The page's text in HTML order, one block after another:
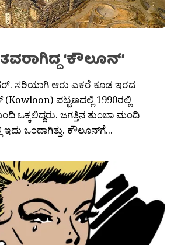
‘ಕೌಲೂನ್’
ಸರಿಯಾಗಿ ಆರು ಎಕರೆ ಕೂಡ ಇರದ
ಪಟ್ಟಣದಲ್ಲಿ 1990ರಲ್ಲಿ
ಒಕ್ಕಲಿದ್ದರು. ಜಗತ್ತಿನ ತುಂಬಾ ಮಂದಿ
ಒಂದಾಗಿತ್ತು. ಕೌಲೂನ್‌ಗೆ...